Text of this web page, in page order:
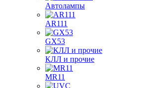
Автолампы
AR111
GX53
КЛЛ и прочие
MR11